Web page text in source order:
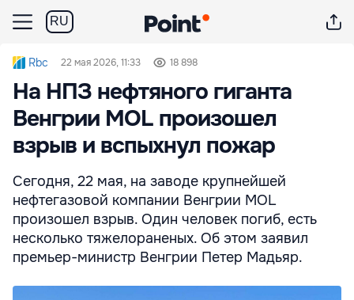
RU
Rbc 22 мая 2026, 11:33 18 898
На НПЗ нефтяного гиганта
Венгрии MOL произошел
взрыв и вспыхнул пожар
Сегодня, 22 мая, на заводе крупнейшей
нефтегазовой компании Венгрии MOL
произошел взрыв. Один человек погиб, есть
несколько тяжелораненых. Об этом заявил
премьер-министр Венгрии Петер Мадьяр.